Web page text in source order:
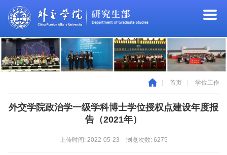
首页 学位工作
外交学院政治学一级学科博士学位授权点建设年度报
告（2021年）
上传时间: 2022-05-23 浏览次数: 6275